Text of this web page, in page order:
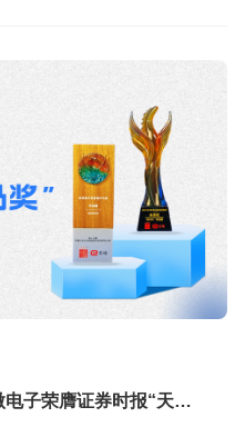
科创驰骋 载誉前行丨华润微电子荣膺证券时报“天马奖”双料殊荣